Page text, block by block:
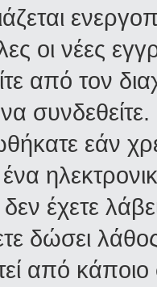
οι νέες
από τον
εάν
ένα
έχετε
δώσει
από